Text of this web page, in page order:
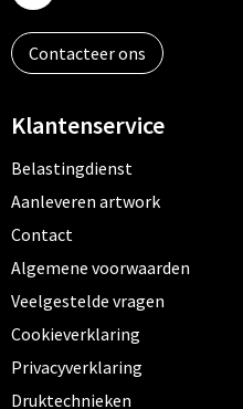
Contacteer ons
Klantenservice
Belastingdienst
Aanleveren artwork
Contact
Algemene voorwaarden
Veelgestelde vragen
Cookieverklaring
Privacyverklaring
Druktechnieken